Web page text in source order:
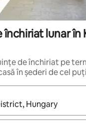
închiriat lunar în
de închiriat pe
în șederi de cel
rezultatele, navighează